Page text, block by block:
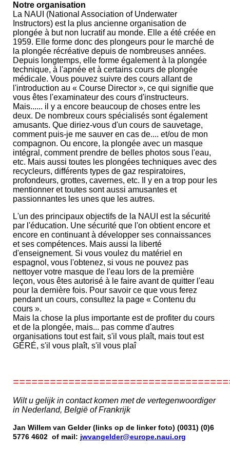
Notre organisation
La NAUI (National Association of Underwater
Instructors) est la plus ancienne organisation de
plongée à but non lucratif au monde. Elle a été créée en
1959. Elle forme donc des plongeurs pour le marché de
la plongée récréative depuis de nombreuses années.
Depuis longtemps, elle forme également à la plongée
technique, à l'apnée et à certains cours de plongée
médicale. Vous pouvez suivre des cours allant de
l'introduction au « Course Director », ce qui signifie que
vous êtes l'examinateur des cours d'instructeurs.
Mais...... il y a encore beaucoup de choses entre les
deux. De nombreux cours spécialisés sont également
amusants. Que diriez-vous d'un cours de sauvetage,
comment puis-je me sauver en cas de.... et/ou de mon
compagnon. Ou encore, la plongée avec un masque
intégral, comment prendre de belles photos sous l'eau,
etc. Mais aussi toutes les plongées techniques avec des
recycleurs, différents types de gaz respiratoires,
profondeurs, grottes, cavernes, etc. Il y en a trop pour les
mentionner et toutes sont aussi amusantes et
passionnantes les unes que les autres.
L'un des principaux objectifs de la NAUI est la sécurité
par l'éducation. Une sécurité que l'on obtient encore et
encore en continuant à développer ses connaissances
et ses compétences. Mais aussi la liberté
d'enseignement. Si vous voulez du matériel en
espagnol, vous l'obtenez, si vous ne pouvez pas
nettoyer votre masque de l'eau lors de la première
leçon, vous êtes autorisé à le faire avant de quitter l'eau
pour la dernière fois. Pour savoir ce que vous ferez
pendant un cours, consultez la page « Contenu du
cours ».
Mais la chose la plus importante est de profiter du cours
et de la plongée, mais... pas comme d'autres
organisations tout est fait, s'il vous plaît, mais tout est
GÉRÉ, s'il vous plaît, s'il vous plaî
Wilt u gelijk in contact komen met de vertegenwoordiger
in Nederland, België of Frankrijk
Jan Willem van Gelder (links op de linker foto) (0031) (0)6
5776 4602 of mail: jwvangelder@europe.naui.org